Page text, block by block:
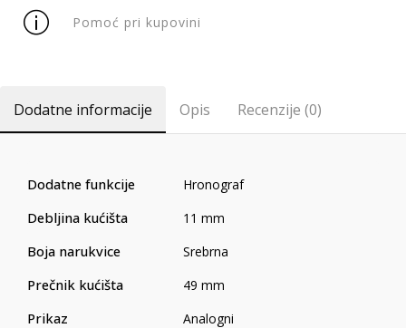
Pomoć pri kupovini
Dodatne informacije Opis Recenzije (0)
Dodatne funkcije Hronograf
Debljina kućišta 11 mm
Boja narukvice Srebrna
Prečnik kućišta 49 mm
Prikaz Analogni